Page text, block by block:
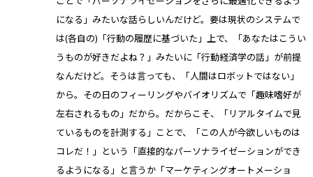
になる」みたいな話らしいんだけど。要は現状のシステムで
は(各自の)「行動の履歴に基づいた」上で、「あなたはこうい
うものが好きだよね？」みたいに「行動経済学の話」が前提
なんだけど。そうは言っても、「人間はロボットではない」
から。その日のフィーリングやバイオリズムで「趣味嗜好が
左右されるもの」だから。だからこそ、「リアルタイムで見
ているものを計測する」ことで、「この人が今欲しいものは
コレだ！」という「直接的なパーソナライゼーションができ
るようになる」と言うか「マーケティングオートメーショ